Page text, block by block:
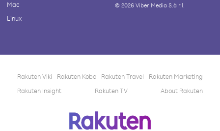
Mac
Linux
© 2026Viber Media S.à r.l.
Rakuten Viki Rakuten Kobo Rakuten Travel
Rakuten Marketing
Rakuten Insight
Rakuten TV About Rakuten